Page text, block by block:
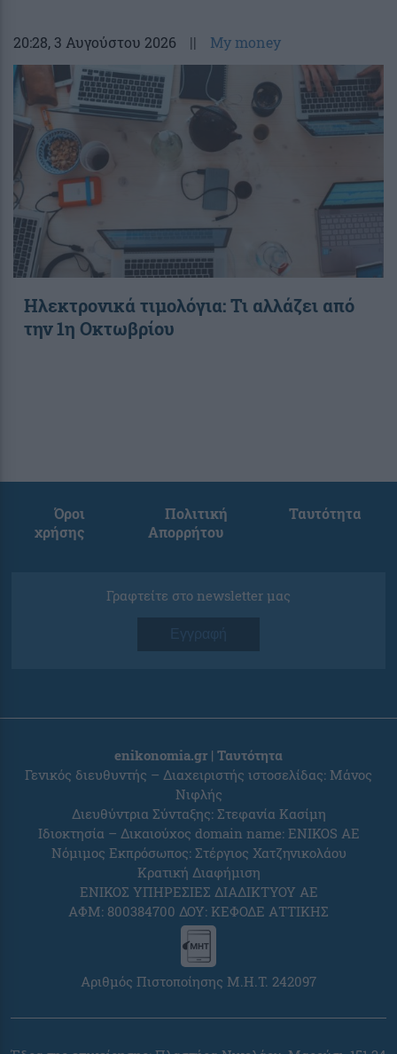
20:28, 3 Αυγούστου 2026 || My money
Ηλεκτρονικά τιμολόγια: Τι αλλάζει από
την 1η Οκτωβρίου
Όροι
χρήσης
Πολιτική
Απορρήτου
Ταυτότητα
Γραφτείτε στο newsletter μας
Εγγραφή
enikonomia.gr | Ταυτότητα
Γενικός διευθυντής – Διαχειριστής ιστοσελίδας: Μάνος
Νιφλής
Διευθύντρια Σύνταξης: Στεφανία Κασίμη
Ιδιοκτησία – Δικαιούχος domain name: ENIKOS AE
Νόμιμος Εκπρόσωπος: Στέργιος Χατζηνικολάου
Κρατική Διαφήμιση
ΕΝΙΚΟΣ ΥΠΗΡΕΣΙΕΣ ΔΙΑΔΙΚΤΥΟΥ ΑΕ
ΑΦΜ: 800384700 ΔΟΥ: ΚΕΦΟΔΕ ΑΤΤΙΚΗΣ
Αριθμός Πιστοποίησης Μ.Η.Τ. 242097